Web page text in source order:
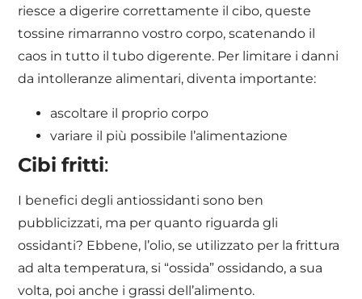
riesce a digerire correttamente il cibo, queste
tossine rimarranno vostro corpo, scatenando il
caos in tutto il tubo digerente. Per limitare i danni
da intolleranze alimentari, diventa importante:
ascoltare il proprio corpo
variare il più possibile l’alimentazione
Cibi fritti:
I benefici degli antiossidanti sono ben
pubblicizzati, ma per quanto riguarda gli
ossidanti? Ebbene, l’olio, se utilizzato per la frittura
ad alta temperatura, si “ossida” ossidando, a sua
volta, poi anche i grassi dell’alimento.